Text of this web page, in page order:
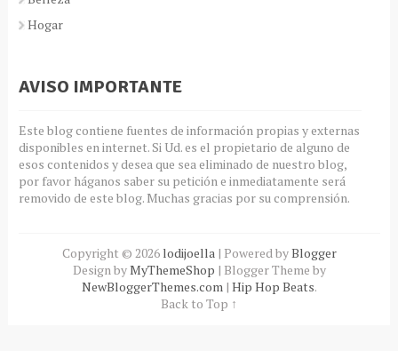
Hogar
AVISO IMPORTANTE
Este blog contiene fuentes de información propias y externas
disponibles en internet. Si Ud. es el propietario de alguno de
esos contenidos y desea que sea eliminado de nuestro blog,
por favor háganos saber su petición e inmediatamente será
removido de este blog. Muchas gracias por su comprensión.
Copyright © 2026 lodijoella| Powered byBlogger
Design byMyThemeShop | Blogger Theme by
NewBloggerThemes.com| Hip Hop Beats.
Back to Top ↑